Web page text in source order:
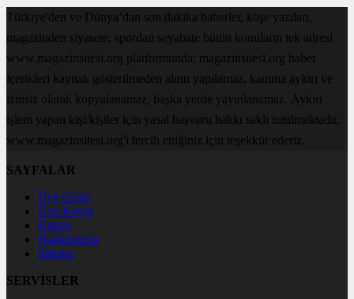
Türkiye'den ve Dünya’dan son dakika haberler, köşe yazıları,
magazinden siyasete, spordan seyahate bütün konuların tek adresi
www.magazinsitesi.org platformunda; magazinsitesi.org haber
içerikleri kaynak gösterilmeden alıntı yapılamaz, kanuna aykırı ve
izinsiz olarak kopyalanamaz, başka yerde yayınlanamaz. Aykırı
işlem yapan kişi/kişiler için yasal başvuru hakkı saklı tutulmaktadır.
www.magazinsitesi.org'i tercih ettiğiniz için teşekkür ederiz.
SAYFALAR
Üye Girişi
Üye Kaydı
Künye
Hakkımızda
İletişim
SERVİSLER